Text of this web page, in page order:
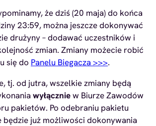
że dziś (20 maja) do końca
23:59, można jeszcze dokonywać
drużyny – dodawać uczestników i
zmian. Zmiany możecie robić
się do Panelu Biegacza >>>.
tj. od jutra, wszelkie zmiany będą
wyłączniew Biurze Zawodów
pakietów. Po odebraniu pakietu
już możliwości dokonywania